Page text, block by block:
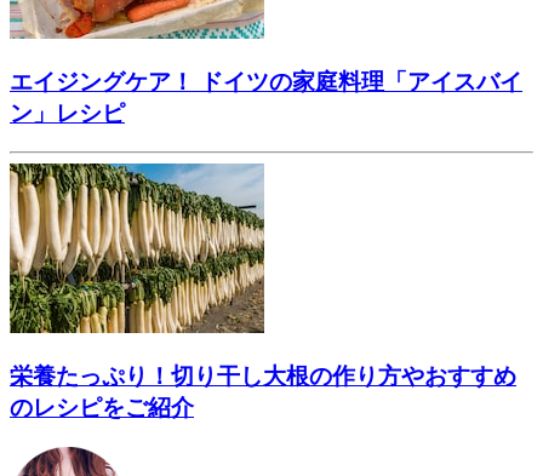
エイジングケア！ ドイツの家庭料理「アイスバイ
ン」レシピ
栄養たっぷり！切り干し大根の作り方やおすすめ
のレシピをご紹介